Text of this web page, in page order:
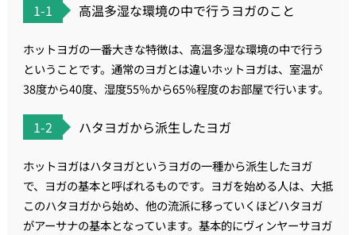
1-1 高温多湿な環境の中で行うヨガのこと
ホットヨガの一番大きな特徴は、高温多湿な環境の中で行う
ということです。通常のヨガとは違いホットヨガは、室温が
38度から40度、湿度55％から65％程度のお部屋で行います。
1-2 ハタヨガから派生したヨガ
ホットヨガはハタヨガというヨガの一種から派生したヨガ
で、ヨガの基本と呼ばれるものです。ヨガを始める人は、大抵
このハタヨガから始め、他の流派に移っていくほどハタヨガ
がアーサナの基本となっています。基本的にヴィンヤーサヨガ